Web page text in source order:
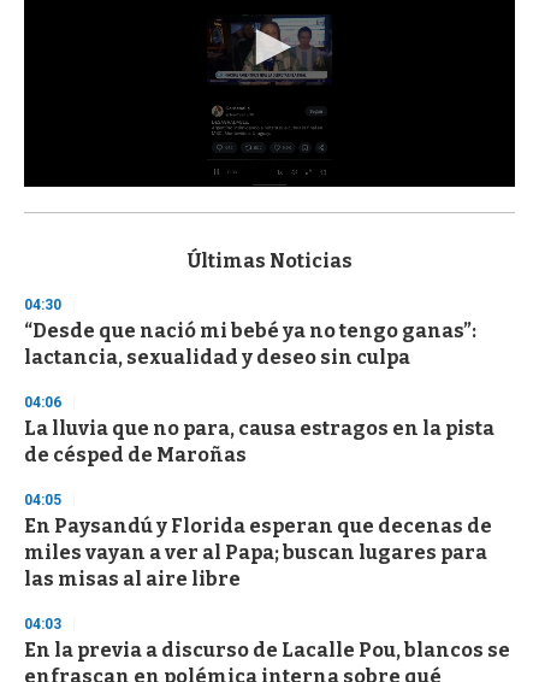
s
d
s
o
f
3
s
e
c
n
d
Últimas Noticias
04:30
“Desde que nació mi bebé ya no tengo ganas”:
lactancia, sexualidad y deseo sin culpa
04:06
La lluvia que no para, causa estragos en la pista
de césped de Maroñas
04:05
En Paysandú y Florida esperan que decenas de
miles vayan a ver al Papa; buscan lugares para
las misas al aire libre
04:03
En la previa a discurso de Lacalle Pou, blancos se
enfrascan en polémica interna sobre qué